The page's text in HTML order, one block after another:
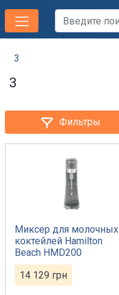
3
3
Фильтры
Миксер для молочных
коктейлей Hamilton
Beach HMD200
14 129 грн